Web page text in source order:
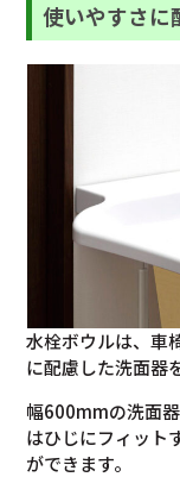
使いやすさに
水栓ボウルは、車
に配慮した洗面器
幅600mmの洗面
はひじにフィット
ができます。